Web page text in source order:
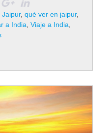
del centro de
internacionales,
con muchas
Jaipur, qué ver en jaipur,
a India Viaje a India